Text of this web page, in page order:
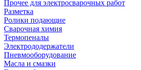
Прочее для электросварочных работ
Разметка
Ролики подающие
Сварочная химия
Термопеналы
Электрододержатели
Пневмооборудование
Масла и смазки